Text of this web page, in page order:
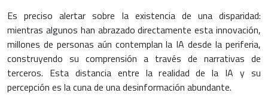
Es preciso alertar sobre la existencia de una disparidad:
mientras algunos han abrazado directamente esta innovación,
millones de personas aún contemplan la IA desde la periferia,
construyendo su comprensión a través de narrativas de
terceros. Esta distancia entre la realidad de la IA y su
percepción es la cuna de una desinformación abundante.